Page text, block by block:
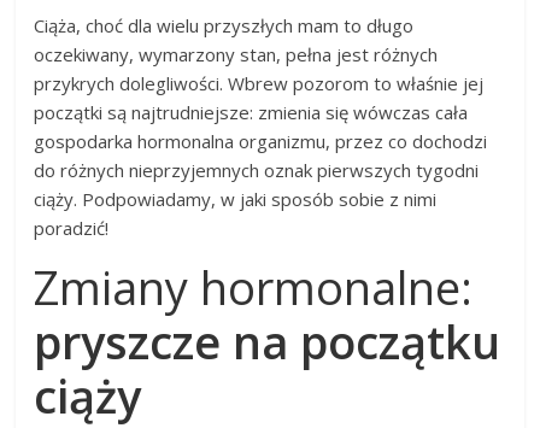
Ciąża, choć dla wielu przyszłych mam to długo
oczekiwany, wymarzony stan, pełna jest różnych
przykrych dolegliwości. Wbrew pozorom to właśnie jej
początki są najtrudniejsze: zmienia się wówczas cała
gospodarka hormonalna organizmu, przez co dochodzi
do różnych nieprzyjemnych oznak pierwszych tygodni
ciąży. Podpowiadamy, w jaki sposób sobie z nimi
poradzić!
Zmiany hormonalne:
pryszcze na początku
ciąży